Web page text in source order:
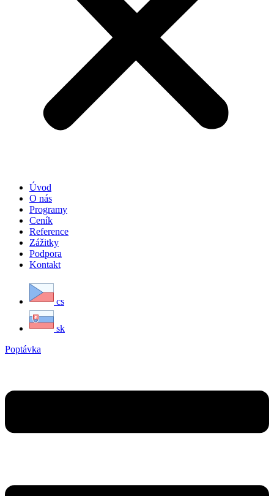
Úvod
O nás
Programy
Ceník
Reference
Zážitky
Podpora
Kontakt
cs
sk
Poptávka